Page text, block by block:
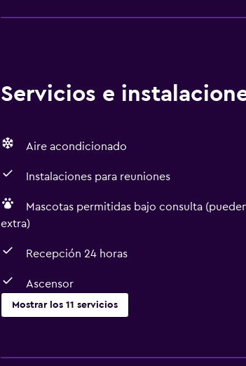
Servicios e
Aire acondicionado
Instalaciones para reuniones
Mascotas permitidas bajo consulta
extra)
Recepción 24 horas
Ascensor
Mostrar los 11 servicios
Centro de negocios